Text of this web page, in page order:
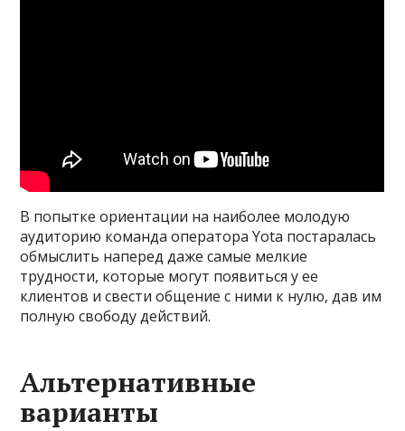
В попытке ориентации на наиболее молодую
аудиторию команда оператора Yota постаралась
обмыслить наперед даже самые мелкие
трудности, которые могут появиться у ее
клиентов и свести общение с ними к нулю, дав им
полную свободу действий.
Альтернативные
варианты